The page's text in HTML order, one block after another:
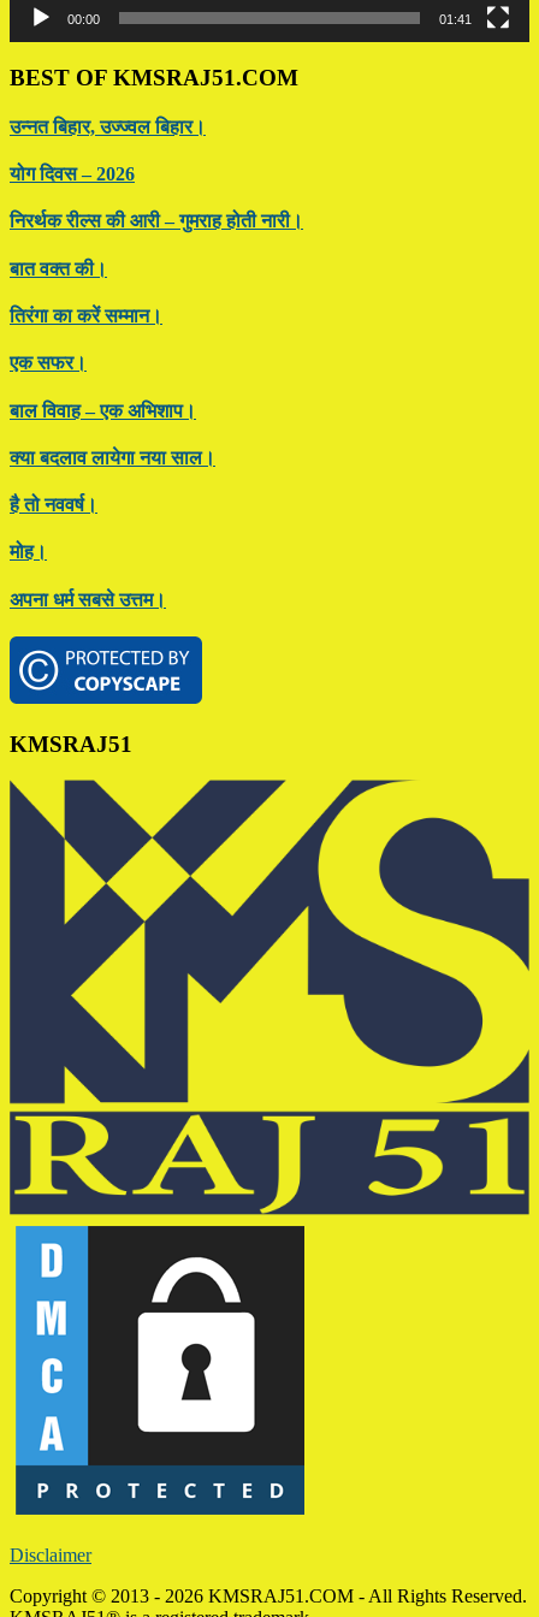
00:00 01:41
BEST OF KMSRAJ51.COM
उन्नत बिहार, उज्ज्वल बिहार।
योग दिवस – 2026
निरर्थक रील्स की आरी – गुमराह होती नारी।
बात वक्त की।
तिरंगा का करें सम्मान।
एक सफर।
बाल विवाह – एक अभिशाप।
क्या बदलाव लायेगा नया साल।
है तो नववर्ष।
मोह।
अपना धर्म सबसे उत्तम।
Footer
KMSRAJ51
Disclaimer
Copyright © 2013 - 2026 KMSRAJ51.COM - All Rights Reserved.